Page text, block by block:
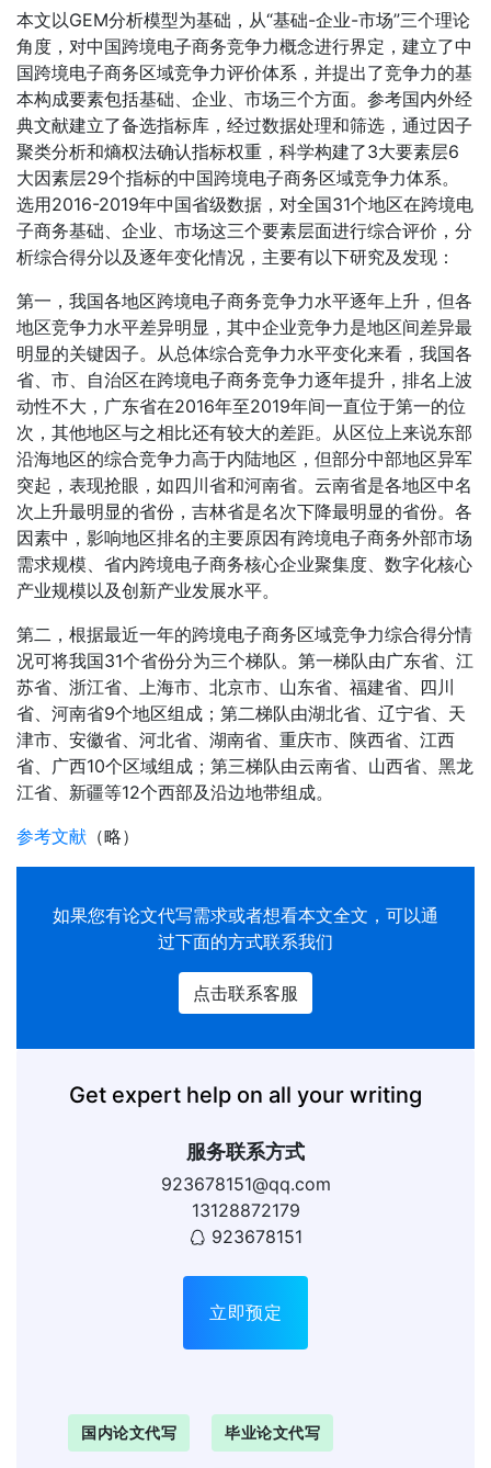
本文以GEM分析模型为基础，从“基础-企业-市场”三个理论
角度，对中国跨境电子商务竞争力概念进行界定，建立了中
国跨境电子商务区域竞争力评价体系，并提出了竞争力的基
本构成要素包括基础、企业、市场三个方面。参考国内外经
典文献建立了备选指标库，经过数据处理和筛选，通过因子
聚类分析和熵权法确认指标权重，科学构建了3大要素层6
大因素层29个指标的中国跨境电子商务区域竞争力体系。
选用2016-2019年中国省级数据，对全国31个地区在跨境电
子商务基础、企业、市场这三个要素层面进行综合评价，分
析综合得分以及逐年变化情况，主要有以下研究及发现：
第一，我国各地区跨境电子商务竞争力水平逐年上升，但各
地区竞争力水平差异明显，其中企业竞争力是地区间差异最
明显的关键因子。从总体综合竞争力水平变化来看，我国各
省、市、自治区在跨境电子商务竞争力逐年提升，排名上波
动性不大，广东省在2016年至2019年间一直位于第一的位
次，其他地区与之相比还有较大的差距。从区位上来说东部
沿海地区的综合竞争力高于内陆地区，但部分中部地区异军
突起，表现抢眼，如四川省和河南省。云南省是各地区中名
次上升最明显的省份，吉林省是名次下降最明显的省份。各
因素中，影响地区排名的主要原因有跨境电子商务外部市场
需求规模、省内跨境电子商务核心企业聚集度、数字化核心
产业规模以及创新产业发展水平。
第二，根据最近一年的跨境电子商务区域竞争力综合得分情
况可将我国31个省份分为三个梯队。第一梯队由广东省、江
苏省、浙江省、上海市、北京市、山东省、福建省、四川
省、河南省9个地区组成；第二梯队由湖北省、辽宁省、天
津市、安徽省、河北省、湖南省、重庆市、陕西省、江西
省、广西10个区域组成；第三梯队由云南省、山西省、黑龙
江省、新疆等12个西部及沿边地带组成。
参考文献 （略）
如果您有论文代写需求或者想看本文全文，可以通
过下面的方式联系我们
点击联系客服
Get expert help on all your writing
服务联系方式
923678151@qq.com
13128872179
923678151
立即预定
国内论文代写 毕业论文代写